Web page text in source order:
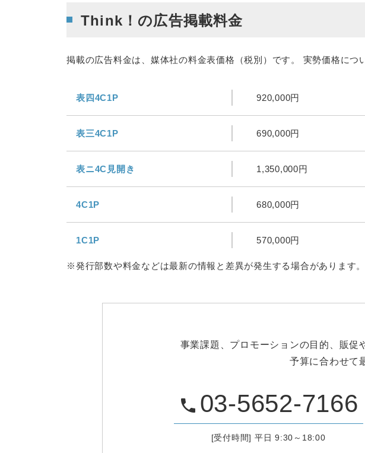
Think！の広告掲載料金
掲載の広告料金は、媒体社の料金表価格（税別）です。 実勢価格につ
表四4C1P 920,000円
表三4C1P 690,000円
表ニ4C見開き 1,350,000円
4C1P 680,000円
1C1P 570,000円
※発行部数や料金などは最新の情報と差異が発生する場合があります。
事業課題、プロモーションの目的、販
予算に合わせて
phone 03-5652-7166
[受付時間] 平日 9:30～18:00